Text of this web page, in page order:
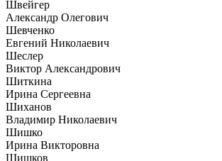
Швейгер
Александр Олегович
Шевченко
Евгений Николаевич
Шеслер
Виктор Александрович
Шиткина
Ирина Сергеевна
Шиханов
Владимир Николаевич
Шишко
Ирина Викторовна
Шишков